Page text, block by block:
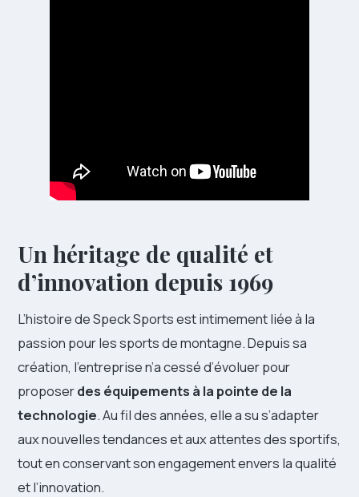
Un héritage de qualité et
d’innovation depuis 1969
L’histoire de Speck Sports est intimement liée à la
passion pour les sports de montagne. Depuis sa
création, l’entreprise n’a cessé d’évoluer pour
proposerdes équipements à la pointe de la
technologie. Au fil des années, elle a su s’adapter
aux nouvelles tendances et aux attentes des sportifs,
tout en conservant son engagement envers la qualité
et l’innovation.